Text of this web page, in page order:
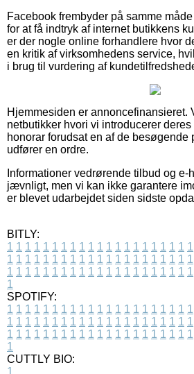
Facebook frembyder på samme
for at få indtryk af internet butikkens
er der nogle online forhandlere hvor
en kritik af virksomhedens service,
i brug til vurdering af
Hjemmesiden er
netbutikker hvori vi introducerer
honorar forudsat en af de besøgende
udfører en ordre.
Informationer vedrørende tilbud og
jævnligt, men vi kan ikke garantere
er blevet udarbejdet siden sidste
BITLY:
1 1 1 1 1 1 1 1 1 1 1 1 1 1 1 1 1 1 1 1 1
1 1 1 1 1 1 1 1 1 1 1 1 1 1 1 1 1 1 1 1 1
1 1 1 1 1 1 1 1 1 1 1 1 1 1 1 1 1 1 1 1 1
1
SPOTIFY:
1 1 1 1 1 1 1 1 1 1 1 1 1 1 1 1 1 1 1 1 1
1 1 1 1 1 1 1 1 1 1 1 1 1 1 1 1 1 1 1 1 1
1 1 1 1 1 1 1 1 1 1 1 1 1 1 1 1 1 1 1 1 1
1
CUTTLY BIO: